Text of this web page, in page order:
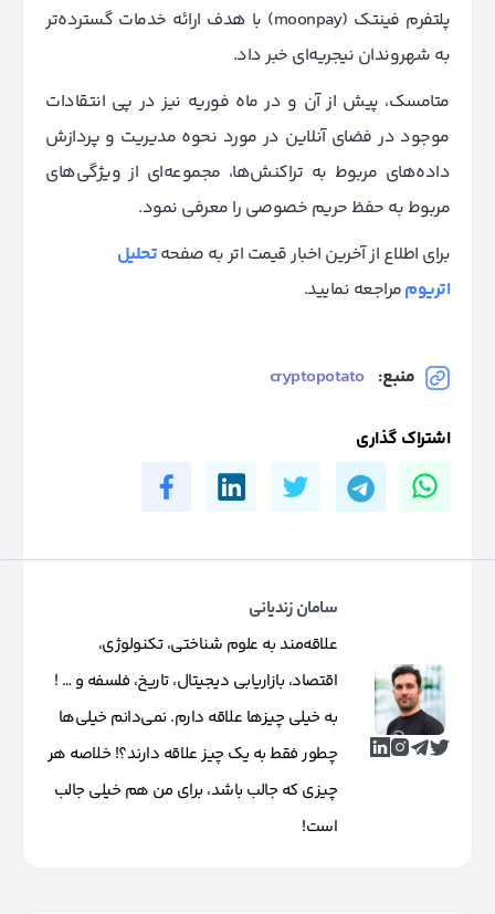
پلتفرم فینتک (moonpay) با هدف ارائه خدمات گسترده‌تر
به شهروندان نیجریه‌ای خبر داد.
متامسک، پیش از آن و در ماه فوریه نیز در پی انتقادات
موجود در فضای آنلاین در مورد نحوه مدیریت و پردازش
داده‌های مربوط به تراکنش‌ها، مجموعه‌ای از ویژگی‌های
مربوط به حفظ حریم خصوصی را معرفی نمود.
برای اطلاع از آخرین اخبار قیمت اتر به صفحهتحلیل
اتریوممراجعه نمایید.
منبع: cryptopotato
اشتراک گذاری
سامان زندیانی
علاقه‌مند به علوم شناختی، تکنولوژی،
اقتصاد، بازاریابی دیجیتال، تاریخ، فلسفه و … !
به خیلی چیزها علاقه دارم. نمی‌دانم خیلی‌ها
چطور فقط به یک چیز علاقه دارند؟! خلاصه هر
چیزی که جالب باشد، برای من هم خیلی جالب
است!